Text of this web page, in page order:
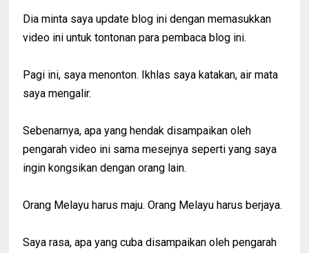
Dia minta saya update blog ini dengan memasukkan
video ini untuk tontonan para pembaca blog ini.
Pagi ini, saya menonton. Ikhlas saya katakan, air mata
saya mengalir.
Sebenarnya, apa yang hendak disampaikan oleh
pengarah video ini sama mesejnya seperti yang saya
ingin kongsikan dengan orang lain.
Orang Melayu harus maju. Orang Melayu harus berjaya.
Saya rasa, apa yang cuba disampaikan oleh pengarah